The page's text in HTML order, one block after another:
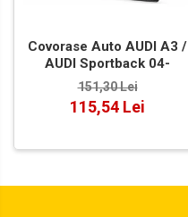
Covorase Auto AUDI A3 /
AUDI Sportback 04-
151,30 Lei
115,54 Lei